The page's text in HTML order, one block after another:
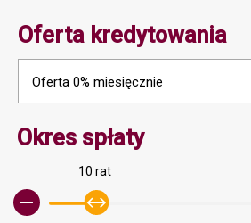
Oferta kredytowania
Oferta 0% miesięcznie
Okres spłaty
10 rat